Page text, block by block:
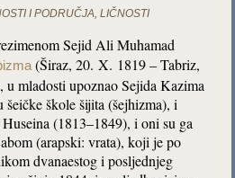
I PODRUČJA,LIČNOSTI
Sejid Ali Muhamad
(Širaz, 20. X. 1819 – Tabriz,
mladosti upoznao Sejida Kazima
škole šijita (šejhizma), i
(1813–1849), i oni su ga
(arapski: vrata), koji je po
dvanaestog i posljednjeg